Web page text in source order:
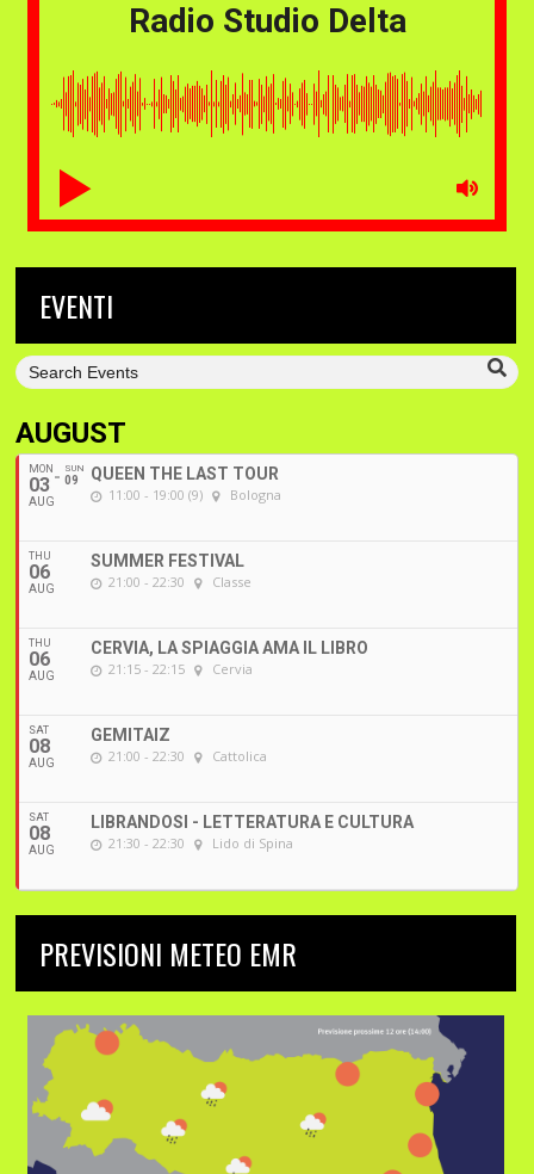
Radio Studio Delta
EVENTI
AUGUST
MON
03
AUG
SUN
09 QUEEN THE LAST TOUR
11:00 - 19:00 (9) Bologna
THU
06
AUG
SUMMER FESTIVAL
21:00 - 22:30 Classe
THU
06
AUG
CERVIA, LA SPIAGGIA AMA IL LIBRO
21:15 - 22:15 Cervia
SAT
08
AUG
GEMITAIZ
21:00 - 22:30 Cattolica
SAT
08
AUG
LIBRANDOSI - LETTERATURA E CULTURA
21:30 - 22:30 Lido di Spina
PREVISIONI METEO EMR